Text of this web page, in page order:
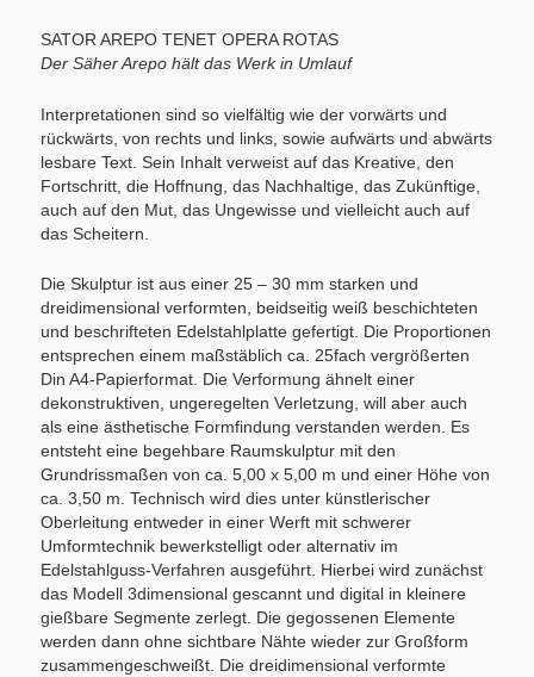
SATOR AREPO TENET OPERA ROTAS
Der Säher Arepo hält das Werk in Umlauf
Interpretationen sind so vielfältig wie der vorwärts und
rückwärts, von rechts und links, sowie aufwärts und abwärts
lesbare Text. Sein Inhalt verweist auf das Kreative, den
Fortschritt, die Hoffnung, das Nachhaltige, das Zukünftige,
auch auf den Mut, das Ungewisse und vielleicht auch auf
das Scheitern.
Die Skulptur ist aus einer 25 – 30 mm starken und
dreidimensional verformten, beidseitig weiß beschichteten
und beschrifteten Edelstahlplatte gefertigt. Die Proportionen
entsprechen einem maßstäblich ca. 25fach vergrößerten
Din A4-Papierformat. Die Verformung ähnelt einer
dekonstruktiven, ungeregelten Verletzung, will aber auch
als eine ästhetische Formfindung verstanden werden. Es
entsteht eine begehbare Raumskulptur mit den
Grundrissmaßen von ca. 5,00 x 5,00 m und einer Höhe von
ca. 3,50 m. Technisch wird dies unter künstlerischer
Oberleitung entweder in einer Werft mit schwerer
Umformtechnik bewerkstelligt oder alternativ im
Edelstahlguss-Verfahren ausgeführt. Hierbei wird zunächst
das Modell 3dimensional gescannt und digital in kleinere
gießbare Segmente zerlegt. Die gegossenen Elemente
werden dann ohne sichtbare Nähte wieder zur Großform
zusammengeschweißt. Die dreidimensional verformte